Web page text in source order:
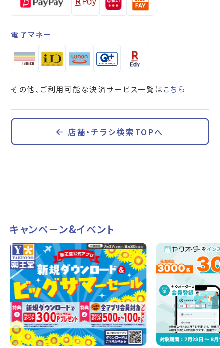
電子マネー
その他、ご利用可能な決済サービス一覧は こちら
店舗・チラシ検索TOPへ
キャンペーン&イベント